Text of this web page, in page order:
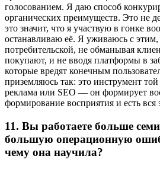
голосованием. Я даю способ
органических преимуществ. Это не
это значит, что я участвую в гонке
останавливаю её. Я уживаюсь с этим,
потребительской, не обманывая
покупают, и не вводя платформы в
которые вредят конечным
приземляюсь так: это инструмент
реклама или SEO — он формирует
формирование восприятия и есть вся
11. Вы работаете больше
большую операционную
чему она научила?